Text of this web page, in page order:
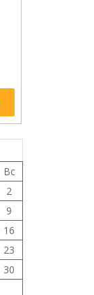
Вс
2
9
16
23
30